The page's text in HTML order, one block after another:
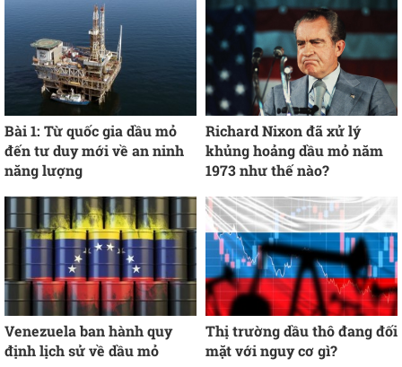
Bài 1: Từ quốc gia dầu mỏ
đến tư duy mới về an ninh
năng lượng
Richard Nixon đã xử lý
khủng hoảng dầu mỏ năm
1973 như thế nào?
Venezuela ban hành quy
định lịch sử về dầu mỏ
Thị trường dầu thô đang đối
mặt với nguy cơ gì?